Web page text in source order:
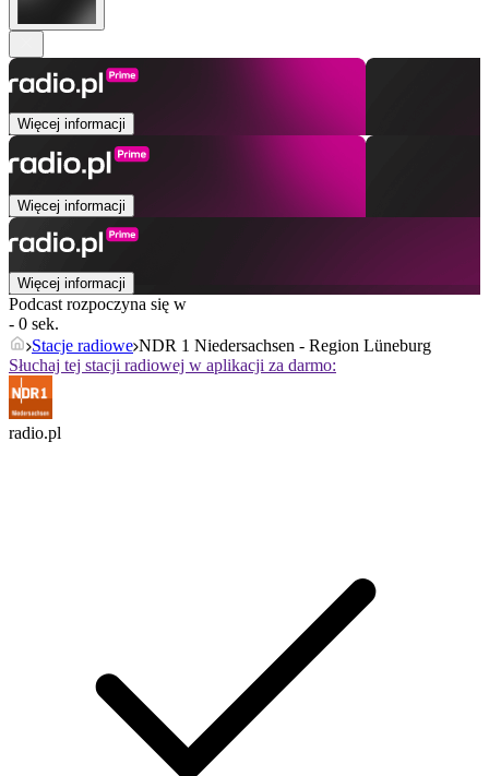
Więcej informacji
Więcej informacji
Więcej informacji
Podcast rozpoczyna się w
- 0 sek.
Stacje radiowe NDR 1 Niedersachsen - Region Lüneburg
Słuchaj tej stacji radiowej w aplikacji za darmo:
radio.pl